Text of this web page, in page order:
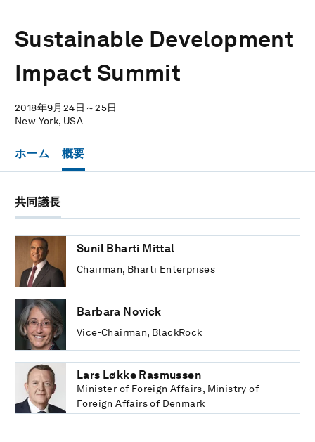
Sustainable Development
Impact Summit
2018年9月24日～25日
New York, USA
ホーム 概要
共同議長
Chairman, Bharti Enterprises
Sunil Bharti Mittal
Vice-Chairman, BlackRock
Barbara Novick
Minister of Foreign Affairs, Ministry of
Foreign Affairs of Denmark
Lars Løkke Rasmussen